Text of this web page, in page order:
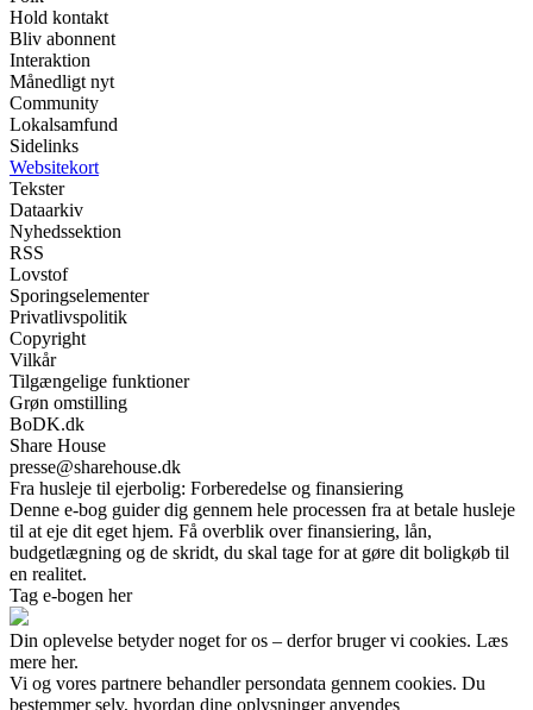
Hold kontakt
Bliv abonnent
Interaktion
Månedligt nyt
Community
Lokalsamfund
Sidelinks
Websitekort
Tekster
Dataarkiv
Nyhedssektion
RSS
Lovstof
Sporingselementer
Privatlivspolitik
Copyright
Vilkår
Tilgængelige funktioner
Grøn omstilling
BoDK.dk
Share House
presse@sharehouse.dk
Fra husleje til ejerbolig: Forberedelse og finansiering
Denne e-bog guider dig gennem hele processen fra at betale husleje
til at eje dit eget hjem. Få overblik over finansiering, lån,
budgetlægning og de skridt, du skal tage for at gøre dit boligkøb til
en realitet.
Tag e-bogen her
Din oplevelse betyder noget for os – derfor bruger vi cookies. Læs
mere her.
Vi og vores partnere behandler persondata gennem cookies. Du
bestemmer selv, hvordan dine oplysninger anvendes